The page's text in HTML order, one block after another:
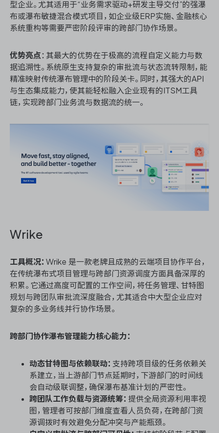
型企业。尤其适用于“业务需求驱动+研发主导交付”的强瀑
布或瀑布敏捷混合模式项目，如企业级ERP实施、金融核心
系统重构等需要严密阶段评审的跨部门协作场景。
优势亮点 ：其最大的优势在于极高的流程自定义能力与数
据追溯性。系统原生支持复杂的审批流与状态流转限制，能
精准映射传统瀑布管理中的阶段关卡。同时，其强大的API
与生态集成能力，使其能轻松融入企业现有的ITSM工具
链，实现跨部门业务流与数据流的统一。
Wrike
工具概况： Wrike 是一款老牌且成熟的云端项目协作平台，
在传统瀑布式项目管理与跨部门资源调度方面具备深厚的
积累。它通过高度可配置的工作空间，将任务管理、甘特图
规划与跨团队审批流深度融合，尤其适合中大型企业应对
复杂的多业务线并行协作场景。
跨部门协作瀑布管理能力核心能力：
动态甘特图与依赖联动： 支持跨项目级的任务依赖关
系建立，当上游部门节点延期时，下游部门的时间线
会自动级联调整，确保瀑布基准计划的严密性。
跨团队工作负载与资源统筹： 提供全局资源利用率视
图，管理者可按部门维度查看人员负荷，在跨部门资
源调拨时有效避免分配冲突与产能瓶颈。